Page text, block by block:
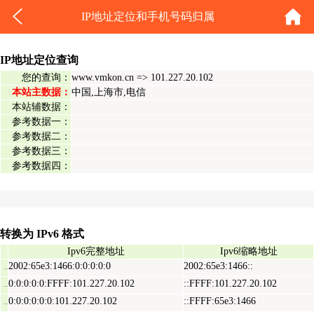
IP地址定位和手机号码归属
IP地址定位查询
您的查询： www.vmkon.cn => 101.227.20.102
本站主数据： 中国,上海市,电信
本站辅数据：
参考数据一：
参考数据二：
参考数据三：
参考数据四：
转换为 IPv6 格式
Ipv6完整地址 Ipv6缩略地址
2002:65e3:1466:0:0:0:0:0 2002:65e3:1466::
0:0:0:0:0:FFFF:101.227.20.102 ::FFFF:101.227.20.102
0:0:0:0:0:0:101.227.20.102 ::FFFF:65e3:1466